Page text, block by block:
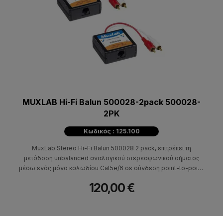
MUXLAB Hi-Fi Balun 500028-2pack 500028-
2PK
Κωδικός : 125.100
MuxLab Stereo Hi-Fi Balun 500028 2 pack, επιτρέπει τη
μετάδοση unbalanced αναλογικού στερεοφωνικού σήματος
μέσω ενός μόνο καλωδίου Cat5e/6 σε σύνδεση point-to-point,
120,00 €